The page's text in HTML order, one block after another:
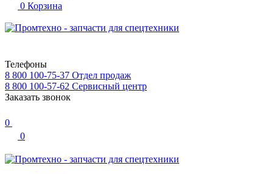
0 Корзина
Телефоны
8 800 100-75-37 Отдел продаж
8 800 100-57-62 Сервисный центр
Заказать звонок
0
0